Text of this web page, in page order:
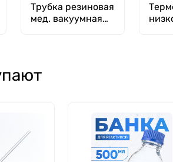
Трубка резиновая
мед. вакуумная